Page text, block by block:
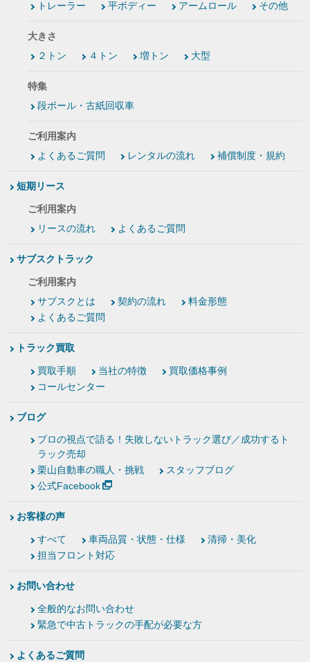
トレーラー
平ボディー アームロール その他
大きさ
２トン
４トン 増トン 大型
特集
段ボール・古紙回収車
ご利用案内
よくあるご質問
レンタルの流れ 補償制度・規約
短期リース
ご利用案内
リースの流れ
よくあるご質問
サブスクトラック
ご利用案内
サブスクとは
契約の流れ
料金形態
よくあるご質問
トラック買取
買取手順 当社の特徴
買取価格事例
コールセンター
ブログ
プロの視点で語る！失敗しないトラック選び／成功するト
ラック売却
栗山自動車の職人・挑戦
スタッフブログ
公式Facebook
お客様の声
すべて 車両品質・状態・仕様
清掃・美化
担当フロント対応
お問い合わせ
全般的なお問い合わせ
緊急で中古トラックの手配が必要な方
よくあるご質問